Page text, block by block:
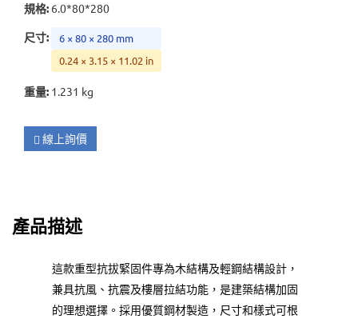
規格: 6.0*80*280
尺寸:
6 × 80 × 280 mm
0.24 × 3.15 × 11.02 in
重量: 1.231 kg
線上詢價
產品描述
這款重型抗拔緊固件專為木結構及輕鋼結構設計，
兼具抗風、抗震及樓層拉結功能，是建築結構加固
的理想選擇。採用優質鋼材製造，尺寸和樣式可根